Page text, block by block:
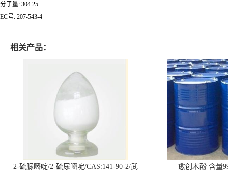
分子量: 304.25
EC号: 207-543-4
相关产品：
2-硫脲嘧啶/2-硫尿嘧啶/CAS:141-90-2/武
愈创木酚 含量